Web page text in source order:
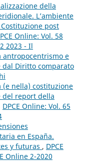
della
L’ambiente
post
Online: Vol. 58
2023 - Il
e
dal Diritto comparato
(e nella) costituzione
del report della
DPCE Online: Vol. 65
en España.
y futuras , DPCE
Online 2-2020